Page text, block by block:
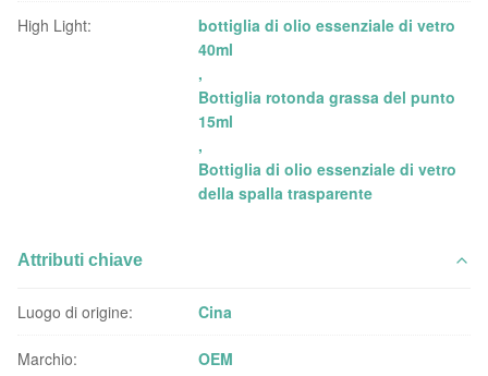
High Light:
bottiglia di olio essenziale di vetro
40ml
,
Bottiglia rotonda grassa del punto
15ml
,
Bottiglia di olio essenziale di vetro
della spalla trasparente
Attributi chiave
Luogo di origine: Cina
Marchio: OEM